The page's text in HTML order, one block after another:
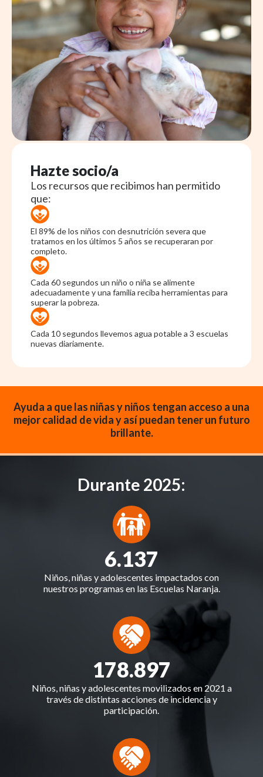
Hazte socio/a
Los recursos que recibimos han permitido
que:
El 89% de los niños con desnutrición severa que
tratamos en los últimos 5 años se recuperaran por
completo.
Cada 60 segundos un niño o niña se alimente
adecuadamente y una familia reciba herramientas para
superar la pobreza.
Cada 10 segundos llevemos agua potable a 3 escuelas
nuevas diariamente.
Ayuda a que las niñas y niños tengan acceso a una
mejor calidad de vida y así puedan tener un futuro
brillante.
Durante 2025:
6.137
Niños, niñas y adolescentes impactados con
nuestros programas en las Escuelas Naranja.
178.897
Niños, niñas y adolescentes movilizados en 2021 a
través de distintas acciones de incidencia y
participación.